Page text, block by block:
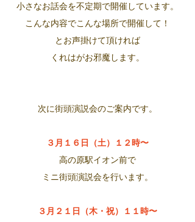
小さなお話会を不定期で開催しています。
こんな内容でこんな場所で開催して！
とお声掛けて頂ければ
くれはがお邪魔します。
次に街頭演説会のご案内です。
３月１６日（土）１２時〜
高の原駅イオン前で
ミニ街頭演説会を行います。
３月２１日（木・祝）１１時〜